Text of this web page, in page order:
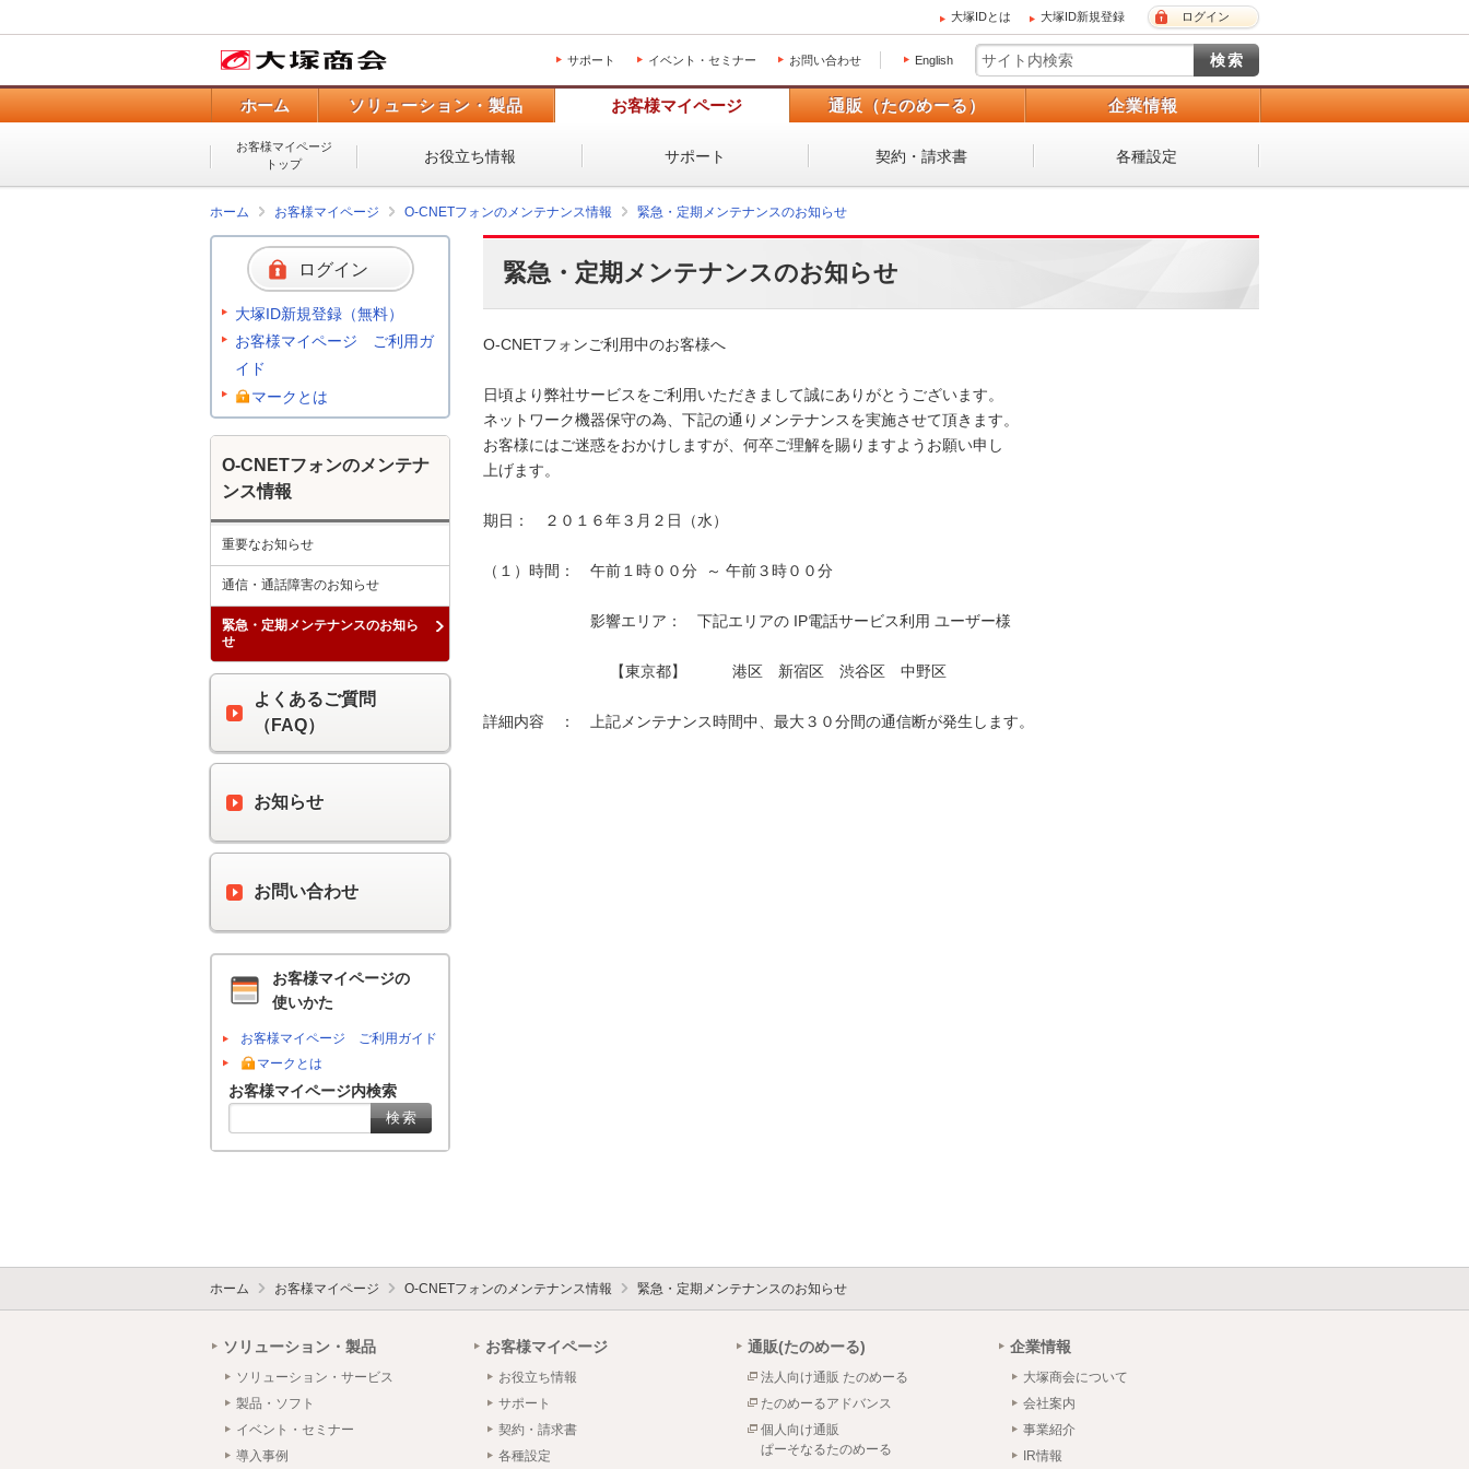
大塚IDとは 大塚ID新規登録 ログイン
サポート イベント・セミナー お問い合わせ English
ホーム ソリューション・製品 お客様マイページ 通販（たのめーる） 企業情報
お客様マイページ
トップ
お役立ち情報 サポート 契約・請求書 各種設定
ホーム お客様マイページ O-CNETフォンのメンテナンス情報 緊急・定期メンテナンスのお知らせ
緊急・定期メンテナンスのお知らせ
O-CNETフォンご利用中のお客様へ
日頃より弊社サービスをご利用いただきまして誠にありがとうございます。
ネットワーク機器保守の為、下記の通りメンテナンスを実施させて頂きます。
お客様にはご迷惑をおかけしますが、何卒ご理解を賜りますようお願い申し
上げます。
期日：　２０１６年３月２日（水）
（１）時間：　午前１時００分  ～ 午前３時００分
影響エリア：　下記エリアの IP電話サービス利用 ユーザー様
【東京都】　　　港区　新宿区　渋谷区　中野区
詳細内容　：　上記メンテナンス時間中、最大３０分間の通信断が発生します。
ログイン
大塚ID新規登録（無料）
お客様マイページ ご利用ガ
イド
マークとは
O-CNETフォンのメンテナ
ンス情報
重要なお知らせ
通信・通話障害のお知らせ
緊急・定期メンテナンスのお知ら
せ
よくあるご質問
（FAQ）
お知らせ
お問い合わせ
お客様マイページの
使いかた
お客様マイページ ご利用ガイド
マークとは
お客様マイページ内検索
ホーム お客様マイページ O-CNETフォンのメンテナンス情報 緊急・定期メンテナンスのお知らせ
ソリューション・製品
ソリューション・サービス
製品・ソフト
イベント・セミナー
導入事例
お客様マイページ
お役立ち情報
サポート
契約・請求書
各種設定
通販(たのめーる)
法人向け通販 たのめーる
たのめーるアドバンス
個人向け通販
ぱーそなるたのめーる
企業情報
大塚商会について
会社案内
事業紹介
IR情報